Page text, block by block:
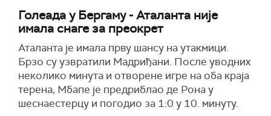
Голеада у Бергаму - Аталанта није
имала снаге за преокрет
Аталанта је имала прву шансу на утакмици.
Брзо су узвратили Мадриђани. После уводних
неколико минута и отворене игре на оба краја
терена, Мбапе је предриблао де Рона у
шеснаестерцу и погодио за 1:0 у 10. минуту.